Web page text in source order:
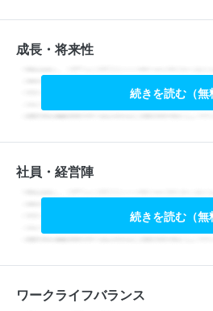
成長・将来性
続きを読む（無
社員・経営陣
続きを読む（無
ワークライフバランス